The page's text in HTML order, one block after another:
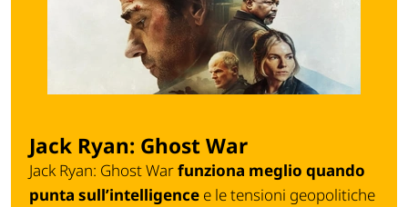
Jack Ryan: Ghost War
Jack Ryan: Ghost Warfunziona meglio quando
punta sull’intelligence e le tensioni geopolitiche